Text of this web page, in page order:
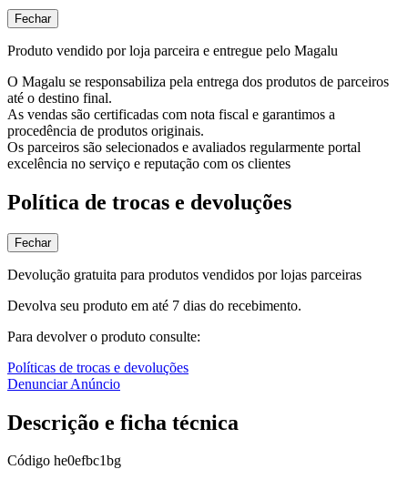
Fechar
Produto vendido por loja parceira e entregue pelo Magalu
O Magalu se responsabiliza pela entrega dos produtos de parceiros
até o destino final.
As vendas são certificadas com nota fiscal e garantimos a
procedência de produtos originais.
Os parceiros são selecionados e avaliados regularmente portal
excelência no serviço e reputação com os clientes
Política de trocas e devoluções
Fechar
Devolução gratuita para produtos vendidos por lojas parceiras
Devolva seu produto em até 7 dias do recebimento.
Para devolver o produto consulte:
Políticas de trocas e devoluções
Denunciar Anúncio
Descrição e ficha técnica
Código he0efbc1bg